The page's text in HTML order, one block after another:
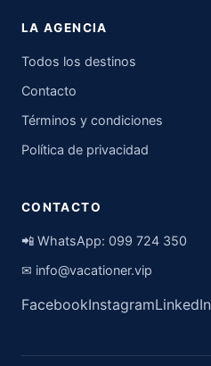
LA AGENCIA
Todos los destinos
Contacto
Términos y condiciones
Política de privacidad
CONTACTO
📲 WhatsApp: 099 724 350
✉ info@vacationer.vip
FacebookInstagramLinkedIn